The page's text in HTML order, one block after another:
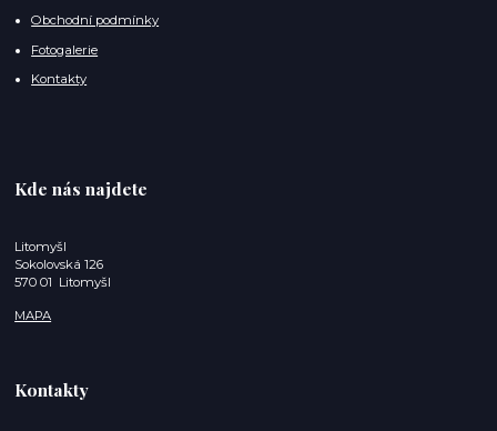
Obchodní podmínky
Fotogalerie
Kontakty
Kde nás najdete
Litomyšl
Sokolovská 126
570 01 Litomyšl
MAPA
Kontakty